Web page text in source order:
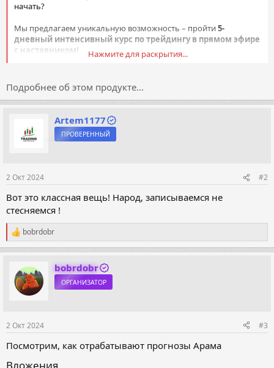
начать?
Мы предлагаем уникальную возможность – пройти5-
дневный интенсивный курс по трейдингу в прямом эфире
с наставником!
Доступный и понятный Формат уроков
Реальные результаты
Никак не получается освоить...
Нажмите для раскрытия...
Подробнее об этом продукте...
Artem1177
ПРОВЕРЕННЫЙ
2 Окт 2024 #2
Вот это классная вещь! Народ, записываемся не
стесняемся !
Р
е
а
ц
и
bobrdobr
bobrdobr
ОРГАНИЗАТОР
2 Окт 2024 #3
Посмотрим, как отрабатывают прогнозы Арама
Вложения